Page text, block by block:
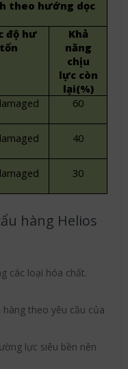
theo hướng dọc
độ hư
tổn
Khả
năng
chịu
lực còn
lại(%)
60
40
30
hàng Helios
các loại hóa chất.
theo yêu cầu của
lực siêu bền nên